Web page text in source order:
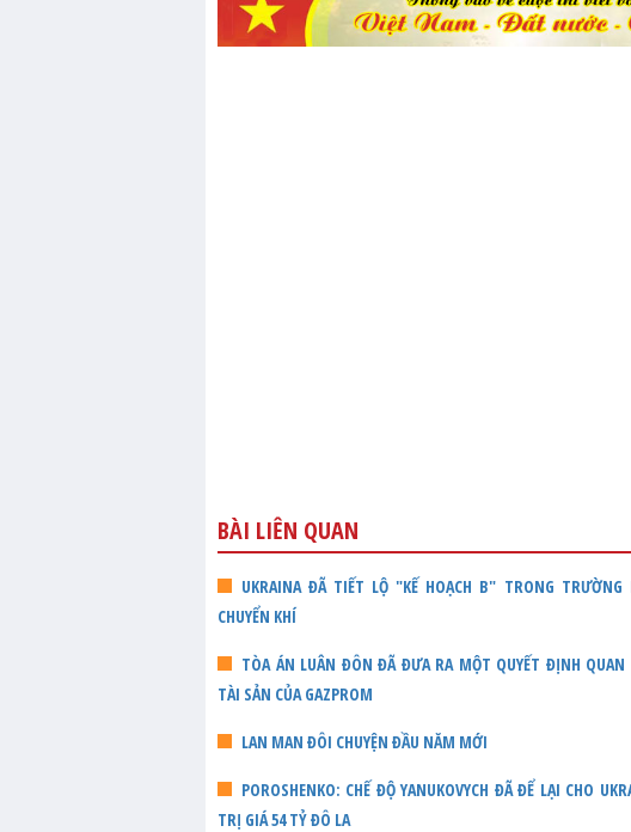
BÀI LIÊN QUAN
UKRAINA ĐÃ TIẾT LỘ "KẾ HOẠCH B" TRONG TRƯỜNG
CHUYỂN KHÍ
TÒA ÁN LUÂN ĐÔN ĐÃ ĐƯA RA MỘT QUYẾT ĐỊNH QUAN
TÀI SẢN CỦA GAZPROM
LAN MAN ĐÔI CHUYỆN ĐẦU NĂM MỚI
POROSHENKO: CHẾ ĐỘ YANUKOVYCH ĐÃ ĐỂ LẠI CHO
TRỊ GIÁ 54 TỶ ĐÔ LA